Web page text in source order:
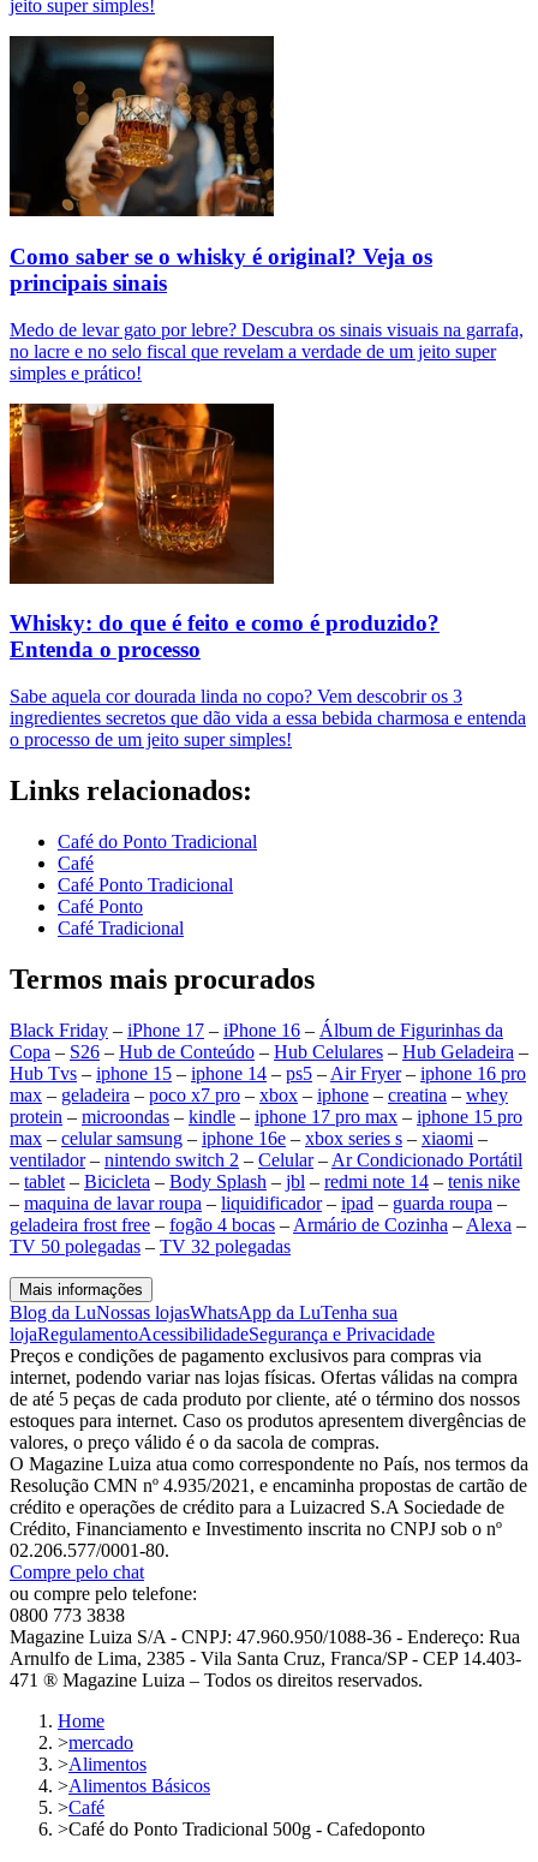
jeito super simples!
Como saber se o whisky é original? Veja os
principais sinais
Medo de levar gato por lebre? Descubra os sinais visuais na garrafa,
no lacre e no selo fiscal que revelam a verdade de um jeito super
simples e prático!
Whisky: do que é feito e como é produzido?
Entenda o processo
Sabe aquela cor dourada linda no copo? Vem descobrir os 3
ingredientes secretos que dão vida a essa bebida charmosa e entenda
o processo de um jeito super simples!
Links relacionados:
Café do Ponto Tradicional
Café
Café Ponto Tradicional
Café Ponto
Café Tradicional
Termos mais procurados
Black Friday – iPhone 17 – iPhone 16 – Álbum de Figurinhas da
Copa – S26 – Hub de Conteúdo – Hub Celulares – Hub Geladeira –
Hub Tvs – iphone 15 – iphone 14 – ps5 – Air Fryer– iphone 16 pro
max – geladeira – poco x7 pro – xbox – iphone – creatina – whey
protein – microondas – kindle – iphone 17 pro max – iphone 15 pro
max – celular samsung – iphone 16e – xbox series s – xiaomi –
ventilador– nintendo switch 2 – Celular– Ar Condicionado Portátil
– tablet – Bicicleta – Body Splash – jbl – redmi note 14 – tenis nike
– maquina de lavar roupa – liquidificador– ipad – guarda roupa –
geladeira frost free – fogão 4 bocas – Armário de Cozinha – Alexa –
TV 50 polegadas – TV 32 polegadas
Mais informações
Blog da LuNossas lojasWhatsApp da LuTenha sua
lojaRegulamentoAcessibilidadeSegurança e Privacidade
Preços e condições de pagamento exclusivos para compras via
internet, podendo variar nas lojas físicas. Ofertas válidas na compra
de até 5 peças de cada produto por cliente, até o término dos nossos
estoques para internet. Caso os produtos apresentem divergências de
valores, o preço válido é o da sacola de compras.
O Magazine Luiza atua como correspondente no País, nos termos da
Resolução CMN nº 4.935/2021, e encaminha propostas de cartão de
crédito e operações de crédito para a Luizacred S.A Sociedade de
Crédito, Financiamento e Investimento inscrita no CNPJ sob o nº
02.206.577/0001-80.
Compre pelo chat
ou compre pelo telefone:
0800 773 3838
Magazine Luiza S/A - CNPJ: 47.960.950/1088-36 - Endereço: Rua
Arnulfo de Lima, 2385 - Vila Santa Cruz, Franca/SP - CEP 14.403-
471 ® Magazine Luiza – Todos os direitos reservados.
Home
>mercado
>Alimentos
>Alimentos Básicos
>Café
>Café do Ponto Tradicional 500g - Cafedoponto